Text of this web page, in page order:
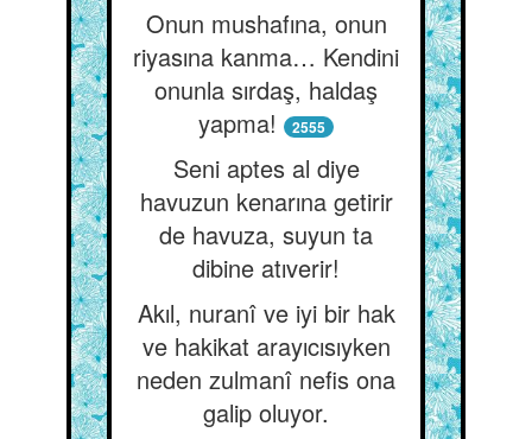
Onun mushafına, onun
riyasına kanma… Kendini
onunla sırdaş, haldaş
yapma!
2555
Seni aptes al diye
havuzun kenarına getirir
de havuza, suyun ta
dibine atıverir!
Akıl, nuranî ve iyi bir hak
ve hakikat arayıcısıyken
neden zulmanî nefis ona
galip oluyor.